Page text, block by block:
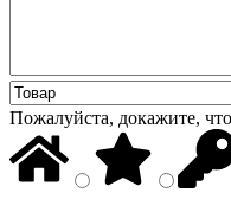
Пожалуйста, докажите,